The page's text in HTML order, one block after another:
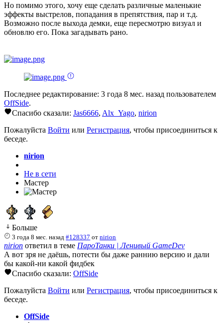
Но помимо этого, хочу еще сделать различные маленькие
эффекты выстрелов, попадания в препятствия, пар и т.д.
Возможно после выхода демки, еще пересмотрю визуал и
обновлю его. Пока загадывать рано.
Последнее редактирование: 3 года 8 мес. назад пользователем
OffSide.
Спасибо сказали: Jas6666, Alx_Yago, nirion
Пожалуйста Войти или Регистрация, чтобы присоединиться к
беседе.
nirion
Не в сети
Мастер
Больше
3 года 8 мес. назад #128337 отnirion
nirion ответил в теме ПароТанки | Ленивый GameDev
А вот зря не даёшь, потести бы даже раннию версию и дали
бы какой-ни какой фидбек
Спасибо сказали: OffSide
Пожалуйста Войти или Регистрация, чтобы присоединиться к
беседе.
OffSide